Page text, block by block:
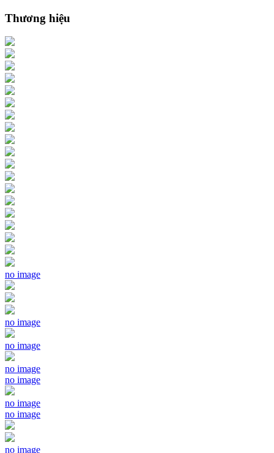
Thương hiệu
no image
no image
no image
no image
no image
no image
no image
no image